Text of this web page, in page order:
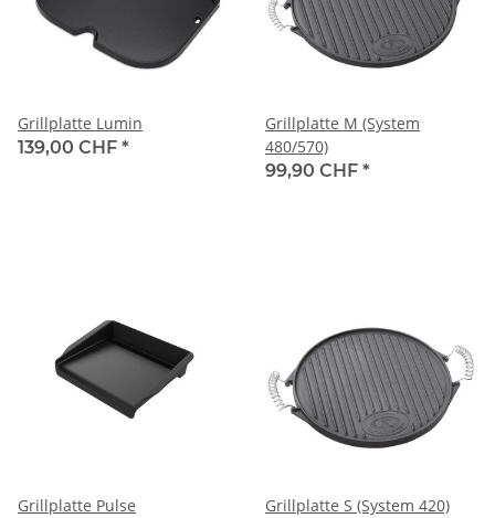
Grillplatte Lumin
139,00 CHF *
Grillplatte M (System
480/570)
99,90 CHF *
Grillplatte Pulse
Grillplatte S (System 420)